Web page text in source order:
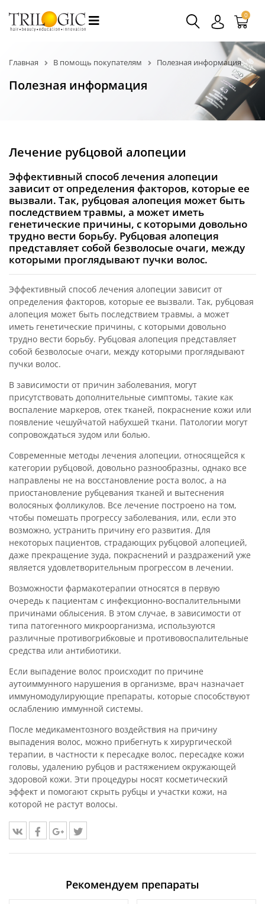
0
Главная В помощь покупателям Полезная информация
Полезная информация
Лечение рубцовой алопеции
Эффективный способ лечения алопеции
зависит от определения факторов, которые ее
вызвали. Так, рубцовая алопеция может быть
последствием травмы, а может иметь
генетические причины, с которыми довольно
трудно вести борьбу. Рубцовая алопеция
представляет собой безволосые очаги, между
которыми проглядывают пучки волос.
Эффективный способ лечения алопеции зависит от
определения факторов, которые ее вызвали. Так, рубцовая
алопеция может быть последствием травмы, а может
иметь генетические причины, с которыми довольно
трудно вести борьбу. Рубцовая алопеция представляет
собой безволосые очаги, между которыми проглядывают
пучки волос.
В зависимости от причин заболевания, могут
присутствовать дополнительные симптомы, такие как
воспаление маркеров, отек тканей, покраснение кожи или
появление чешуйчатой набухшей ткани. Патологии могут
сопровождаться зудом или болью.
Современные методы лечения алопеции, относящейся к
категории рубцовой, довольно разнообразны, однако все
направлены не на восстановление роста волос, а на
приостановление рубцевания тканей и вытеснения
волосяных фолликулов. Все лечение построено на том,
чтобы помешать прогрессу заболевания, или, если это
возможно, устранить причину его развития. Для
некоторых пациентов, страдающих рубцовой алопецией,
даже прекращение зуда, покраснений и раздражений уже
является удовлетворительным прогрессом в лечении.
Возможности фармакотерапии относятся в первую
очередь к пациентам с инфекционно-воспалительными
причинами облысения. В этом случае, в зависимости от
типа патогенного микроорганизма, используются
различные противогрибковые и противовоспалительные
средства или антибиотики.
Если выпадение волос происходит по причине
аутоиммунного нарушения в организме, врач назначает
иммуномодулирующие препараты, которые способствуют
ослаблению иммунной системы.
После медикаментозного воздействия на причину
выпадения волос, можно прибегнуть к хирургической
терапии, в частности к пересадке волос, пересадке кожи
головы, удалению рубцов и растяжением окружающей
здоровой кожи. Эти процедуры носят косметический
эффект и помогают скрыть рубцы и участки кожи, на
которой не растут волосы.
Рекомендуем препараты